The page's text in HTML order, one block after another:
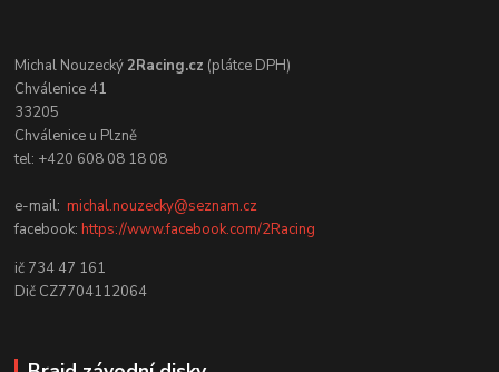
Michal Nouzecký2Racing.cz (plátce DPH)
Chválenice 41
33205
Chválenice u Plzně
tel: +420 608 08 18 08
e-mail:michal.nouzecky@seznam.cz
facebook:https://www.facebook.com/2Racing
ič 734 47 161
Dič CZ7704112064